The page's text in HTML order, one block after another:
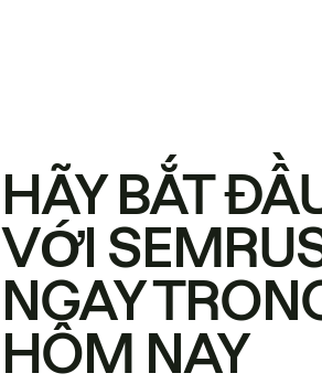
HÃY BẮT
VỚI
NGAY
HÔM NAY